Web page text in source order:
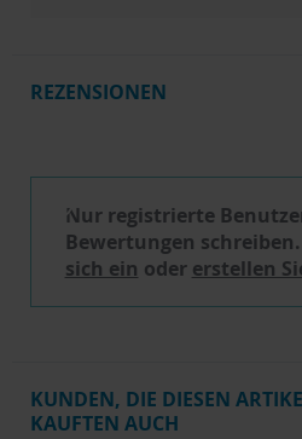
REZENSIONEN
Nur registrierte
Bewertungen
sich ein oder erstellen
KUNDEN, DIE DIESEN
KAUFTEN AUCH